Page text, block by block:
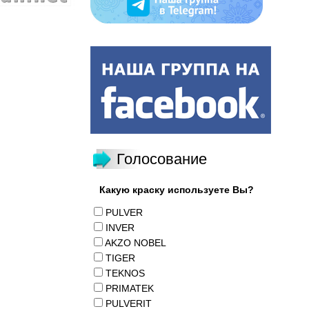
Голосование
Какую краску используете Вы?
PULVER
INVER
AKZO NOBEL
TIGER
TEKNOS
PRIMATEK
PULVERIT